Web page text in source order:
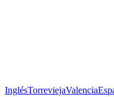
InglésTorreviejaValencia